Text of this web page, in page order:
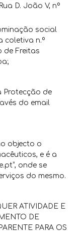
D. João V, nº
social
coletiva n.º
de Freitas
Protecção de
do email
objecto o
e é a
onde se
do mesmo.
ATIVIDADE E
DE
PARA OS